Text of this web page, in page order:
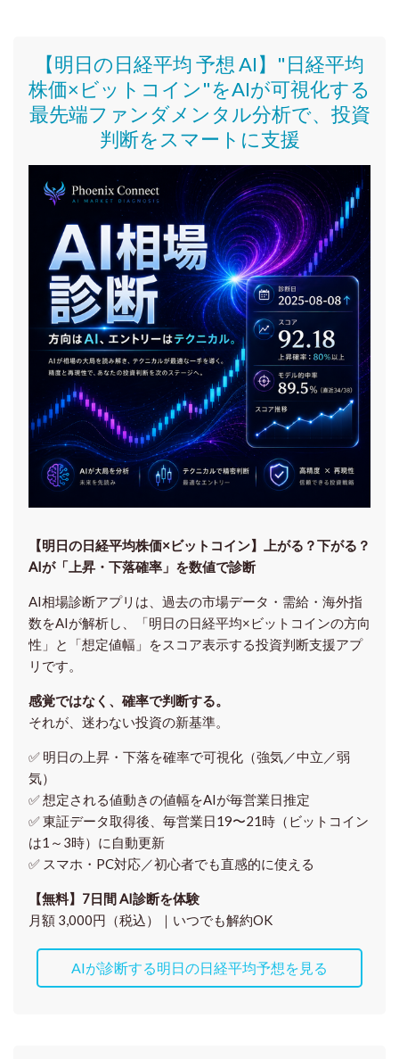
【明日の日経平均 予想 AI】"日経平均
株価×ビットコイン"をAIが可視化する
最先端ファンダメンタル分析で、投資
判断をスマートに支援
【明日の⽇経平均株価×ビットコイン】上がる？下がる？
AIが「上昇・下落確率」を数値で診断
AI相場診断アプリは、過去の市場データ・需給・海外指
数をAIが解析し、「明日の日経平均×ビットコインの方向
性」と「想定値幅」をスコア表示する投資判断支援アプ
リです。
感覚ではなく、確率で判断する。
それが、迷わない投資の新基準。
✅ 明日の上昇・下落を確率で可視化（強気／中立／弱
気）
✅ 想定される値動きの値幅をAIが毎営業日推定
✅ 東証データ取得後、 毎営業日19〜21時（ビットコイン
は1～3時）に自動更新
✅ スマホ・PC対応／初心者でも直感的に使える
【無料】7日間 AI診断を体験
月額 3,000円（税込）｜いつでも解約OK
AIが診断する明日の日経平均予想を見る